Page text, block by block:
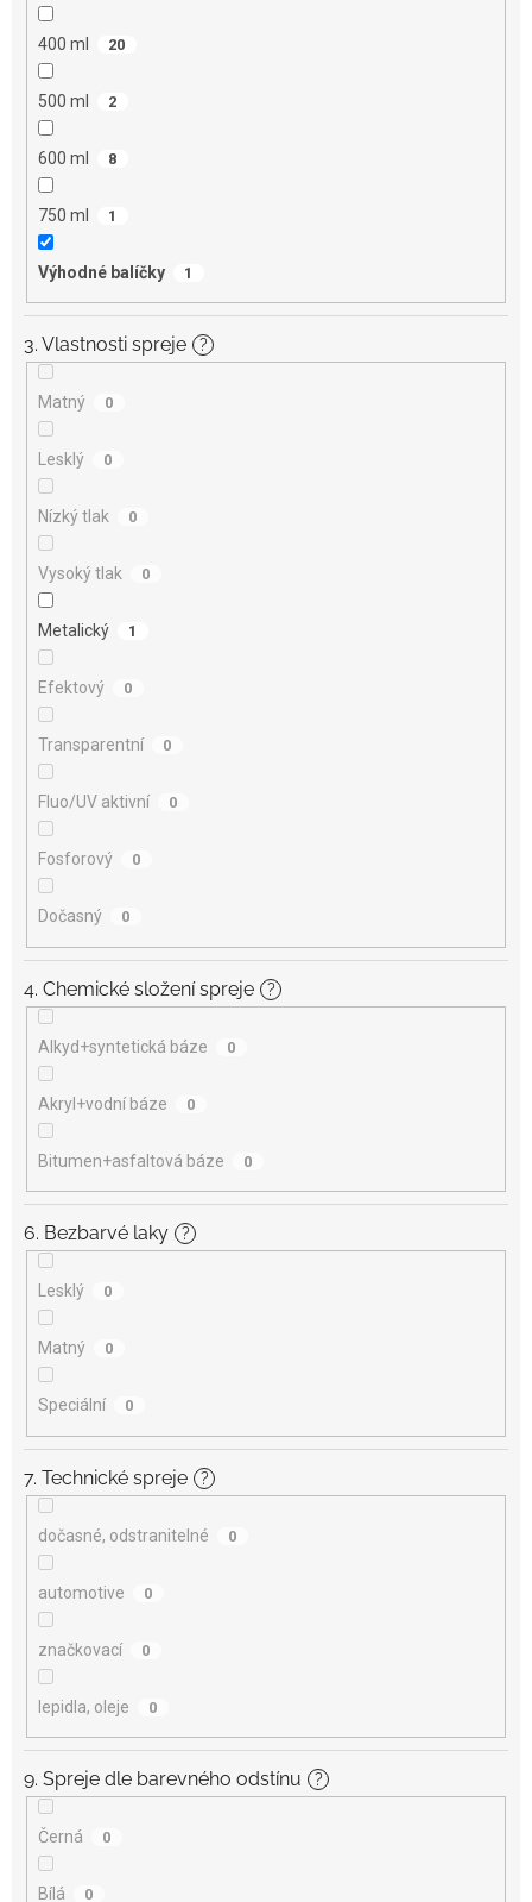
400 ml 20
500 ml 2
600 ml 8
750 ml 1
Výhodné balíčky 1
3. Vlastnosti spreje ?
Matný 0
Lesklý 0
Nízký tlak 0
Vysoký tlak 0
Metalický 1
Efektový 0
Transparentní 0
Fluo/UV aktivní 0
Fosforový 0
Dočasný 0
4. Chemické složení spreje ?
Alkyd+syntetická báze 0
Akryl+vodní báze 0
Bitumen+asfaltová báze 0
6. Bezbarvé laky ?
Lesklý 0
Matný 0
Speciální 0
7. Technické spreje ?
dočasné, odstranitelné 0
automotive 0
značkovací 0
lepidla, oleje 0
9. Spreje dle barevného odstínu ?
Černá 0
Bílá 0